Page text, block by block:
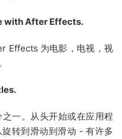
with After Effects.
Effects 为电影，电视，视
一。从头开始或在应用程
转到滑动到滑动 - 有许多